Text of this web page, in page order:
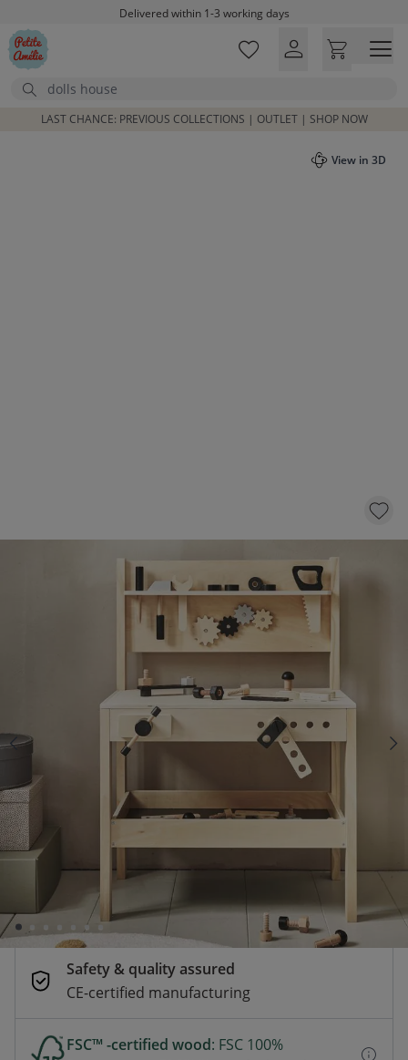
Skip to main contentDelivered within 1-3 working days
Free shipping on orders above £100*
Customer reviews
Search
LAST CHANCE: PREVIOUS COLLECTIONS | OUTLET | SHOP NOW
View in 3D
WORKBENCH | NATURAL WOOD LOOK
WITH BLACK DETAIL
CLICK AND BUY
*
Order by 2pm for same-day dispatch.
Delivery in 1–3 business days
Secure payments
Pay safely with Credit Card, PayPal, Apple
Pay or Google Pay
Safety & quality assured
CE-certified manufacturing
FSC™ -certified wood: FSC 100%